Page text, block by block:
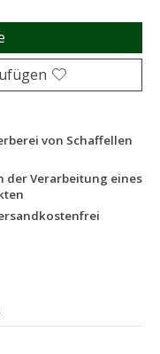
von Schaffellen
der Verarbeitung eines